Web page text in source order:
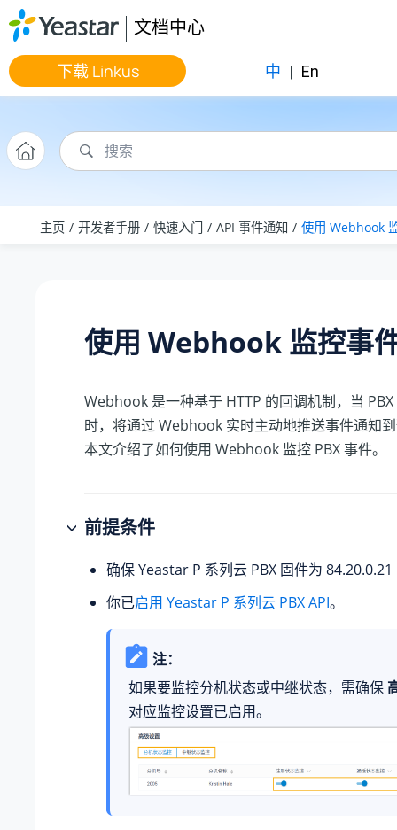
跳转到主要内容
文档中心
下载 Linkus 中 | En
主页 开发者手册 快速入门 API 事件通知 使用 Webhook
使用 Webhook 监控事
Webhook 是一种基于 HTTP 的回调机制，当
时，将通过 Webhook 实时主动地推送事件通知
本文介绍了如何使用 Webhook 监控 PBX 事件。
前提条件
确保Yeastar P 系列云 PBX 固件为 84.20.0.21
你已启用 Yeastar P 系列云 PBXAPI。
注：
如果要监控分机状态或中继状态，需确保
对应监控设置已启用。